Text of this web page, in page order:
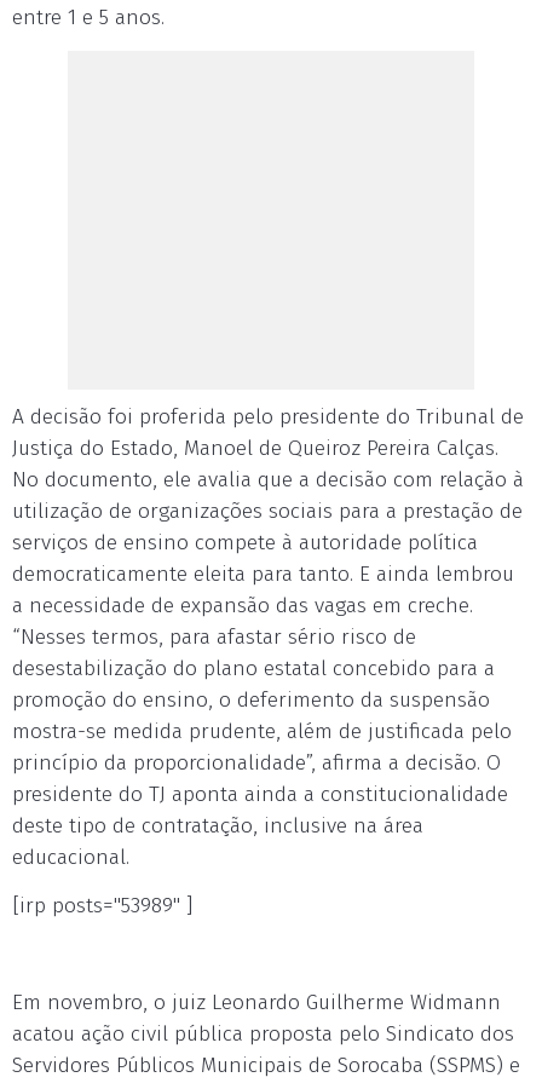
entre 1 e 5 anos.
A decisão foi proferida pelo presidente do Tribunal de
Justiça do Estado, Manoel de Queiroz Pereira Calças.
No documento, ele avalia que a decisão com relação à
utilização de organizações sociais para a prestação de
serviços de ensino compete à autoridade política
democraticamente eleita para tanto. E ainda lembrou
a necessidade de expansão das vagas em creche.
“Nesses termos, para afastar sério risco de
desestabilização do plano estatal concebido para a
promoção do ensino, o deferimento da suspensão
mostra-se medida prudente, além de justificada pelo
princípio da proporcionalidade”, afirma a decisão. O
presidente do TJ aponta ainda a constitucionalidade
deste tipo de contratação, inclusive na área
educacional.
[irp posts="53989" ]
Em novembro, o juiz Leonardo Guilherme Widmann
acatou ação civil pública proposta pelo Sindicato dos
Servidores Públicos Municipais de Sorocaba (SSPMS) e